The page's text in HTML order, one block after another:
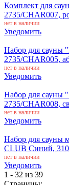
Комплект для
2735/CHAR007,
нет в наличии
Уведомить
Набор для
2735/CHAR005,
нет в наличии
Уведомить
Набор для
2735/CHAR008,
нет в наличии
Уведомить
Набор для сауны
CLUB Синий,
нет в наличии
Уведомить
1 - 32 из 39